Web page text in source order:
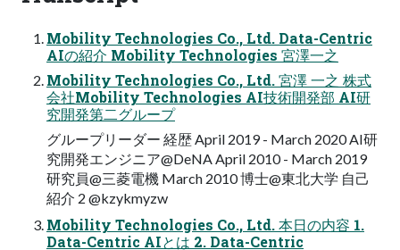
Mobility Technologies Co., Ltd. Data-Centric
AIの紹介 Mobility Technologies 宮澤一之
Mobility Technologies Co., Ltd. 宮澤 一之 株式
会社Mobility Technologies AI技術開発部 AI研
究開発第二グループ
グループリーダー 経歴 April 2019 - March 2020 AI研
究開発エンジニア@DeNA April 2010 - March 2019
研究員@三菱電機 March 2010 博士@東北大学 自己
紹介 2 @kzykmyzw
Mobility Technologies Co., Ltd. 本日の内容 1.
Data-Centric AIとは 2. Data-Centric